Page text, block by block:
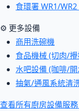
食環署 WR1/WR2
⚙ 更多設備
商用洗碗機
食品機械 (切肉/
水吧設備 (咖啡/
抽氣/通風系統清
查看所有廚房設備服